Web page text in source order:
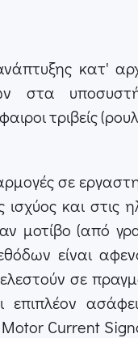
κατ'
στα
τριβείς
σε
και στις
μοτίβο (από
είναι
σε
Current